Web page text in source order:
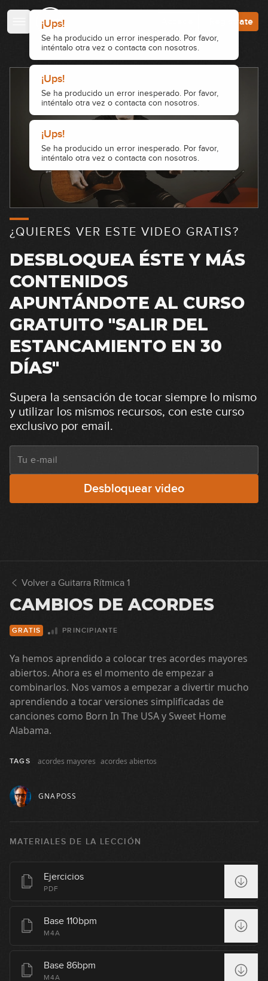
¡Ups!
Se ha producido un error inesperado. Por favor,
inténtalo otra vez o contacta con nosotros.
¡Ups!
Se ha producido un error inesperado. Por favor,
inténtalo otra vez o contacta con nosotros.
¡Ups!
Se ha producido un error inesperado. Por favor,
inténtalo otra vez o contacta con nosotros.
Regístrate
¿QUIERES VER ESTE VIDEO GRATIS?
DESBLOQUEA ÉSTE Y MÁS
CONTENIDOS
APUNTÁNDOTE AL CURSO
GRATUITO "SALIR DEL
ESTANCAMIENTO EN 30
DÍAS"
Supera la sensación de tocar siempre lo mismo
y utilizar los mismos recursos, con este curso
exclusivo por email.
Desbloquear video
Volver a Guitarra Rítmica 1
CAMBIOS DE ACORDES
GRATIS PRINCIPIANTE
Ya hemos aprendido a colocar tres acordes mayores
abiertos. Ahora es el momento de empezar a
combinarlos. Nos vamos a empezar a divertir mucho
aprendiendo a tocar versiones simplificadas de
canciones como Born In The USA y Sweet Home
Alabama.
TAGS acordes mayores acordes abiertos
GNAPOSS
MATERIALES DE LA LECCIÓN
Ejercicios
PDF
Base 110bpm
M4A
Base 86bpm
M4A